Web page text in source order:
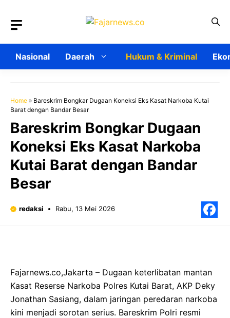
Nasional Daerah Hukum & Kriminal
Home » Bareskrim Bongkar Dugaan Koneksi Eks Kasat Narkoba Kutai
Barat dengan Bandar Besar
Bareskrim Bongkar Dugaan
Koneksi Eks Kasat Narkoba
Kutai Barat dengan Bandar
Besar
redaksi Rabu, 13 Mei 2026
Fajarnews.co,Jakarta – Dugaan keterlibatan mantan
Kasat Reserse Narkoba Polres Kutai Barat, AKP Deky
Jonathan Sasiang, dalam jaringan peredaran narkoba
kini menjadi sorotan serius. Bareskrim Polri resmi